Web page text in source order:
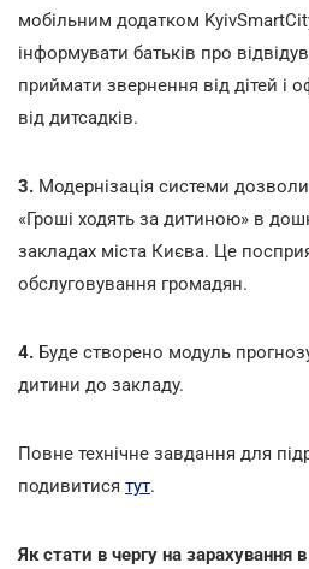
мобільним додатком
інформувати батьків про
приймати звернення від дітей і
від дитсадків.
3. Модернізація системи
«Гроші ходять за дитиною» в
закладах міста Києва. Це
обслуговування громадян.
4. Буде створено модуль
дитини до закладу.
Повне технічне завдання для
подивитися тут.
Як стати в чергу на зарахування